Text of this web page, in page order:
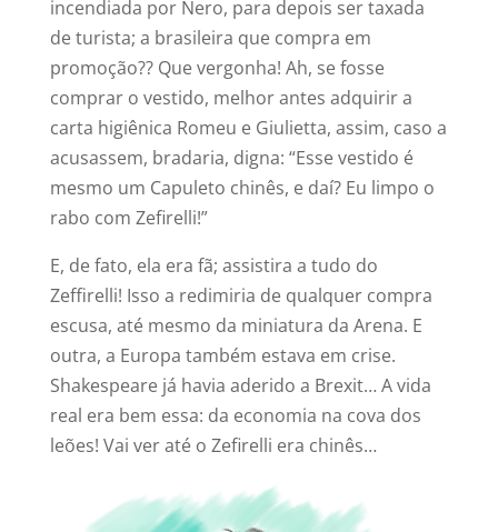
incendiada por Nero, para depois ser taxada
de turista; a brasileira que compra em
promoção?? Que vergonha! Ah, se fosse
comprar o vestido, melhor antes adquirir a
carta higiênica Romeu e Giulietta, assim, caso a
acusassem, bradaria, digna: “Esse vestido é
mesmo um Capuleto chinês, e daí? Eu limpo o
rabo com Zefirelli!”
E, de fato, ela era fã; assistira a tudo do
Zeffirelli! Isso a redimiria de qualquer compra
escusa, até mesmo da miniatura da Arena. E
outra, a Europa também estava em crise.
Shakespeare já havia aderido a Brexit… A vida
real era bem essa: da economia na cova dos
leões! Vai ver até o Zefirelli era chinês…